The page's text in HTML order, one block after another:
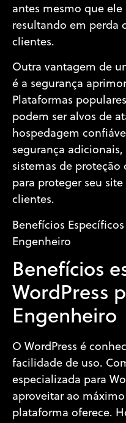
antes mesmo que
resultando em perda
clientes.
Outra vantagem de
é a segurança
Plataformas
podem ser alvos de
hospedagem
segurança
sistemas de proteção
para proteger seu
clientes.
Benefícios
Engenheiro
Benefícios
WordPress
Engenheiro
O WordPress é
facilidade de uso.
especializada para
aproveitar ao
plataforma oferece.